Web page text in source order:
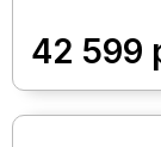
42 599